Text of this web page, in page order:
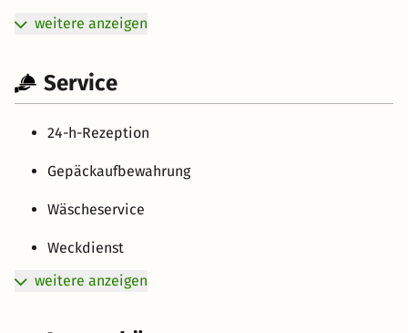
weitere anzeigen
Service
24-h-Rezeption
Gepäckaufbewahrung
Wäscheservice
Weckdienst
weitere anzeigen